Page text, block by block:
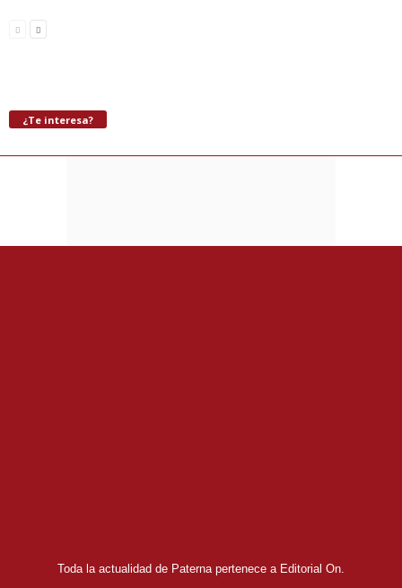
¿Te interesa?
Toda la actualidad de Paterna pertenece a Editorial On.